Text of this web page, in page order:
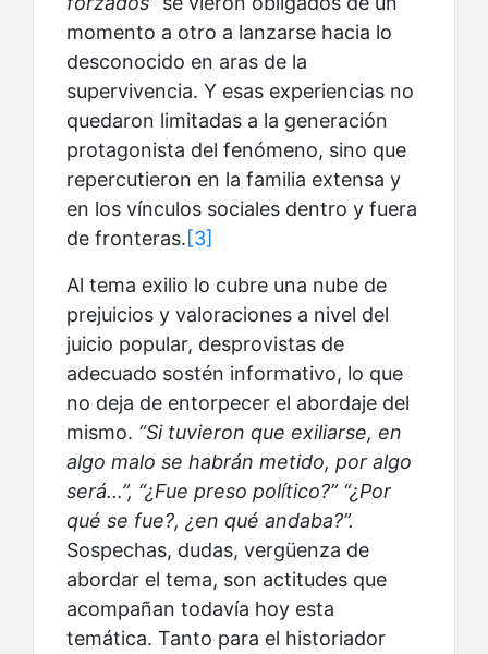
momento a otro a lanzarse hacia lo
desconocido en aras de la
supervivencia. Y esas experiencias no
quedaron limitadas a la generación
protagonista del fenómeno, sino que
repercutieron en la familia extensa y
en los vínculos sociales dentro y fuera
de fronteras.[3]
Al tema exilio lo cubre una nube de
prejuicios y valoraciones a nivel del
juicio popular, desprovistas de
adecuado sostén informativo, lo que
no deja de entorpecer el abordaje del
mismo. “Si tuvieron que exiliarse, en
algo malo se habrán metido, por algo
será…”, “¿Fue preso político?” “¿Por
qué se fue?, ¿en qué andaba?”.
Sospechas, dudas, vergüenza de
abordar el tema, son actitudes que
acompañan todavía hoy esta
temática. Tanto para el historiador